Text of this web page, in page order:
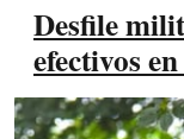
Desfile
efectivos